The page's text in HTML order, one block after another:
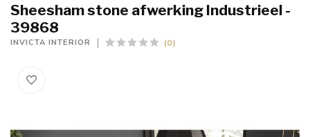
Sheesham stone afwerking Industrieel -
39868
INVICTA INTERIOR (0)